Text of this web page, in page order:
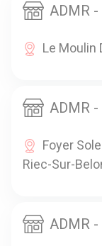
ADMR
Le Moulin
ADMR -
Foyer
Riec-Sur-
ADMR -